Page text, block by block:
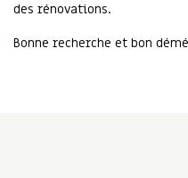
des rénovations.
Bonne recherche et bon